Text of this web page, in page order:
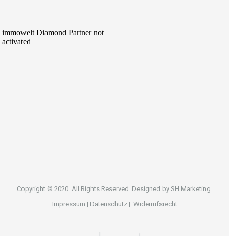
Copyright © 2020. All Rights Reserved. Designed by SH Marketing.
Impressum | Datenschutz| Widerrufsrecht